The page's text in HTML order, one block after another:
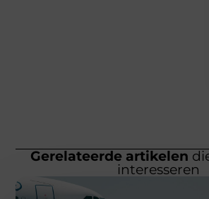
Gerelateerde artikelen
interesseren